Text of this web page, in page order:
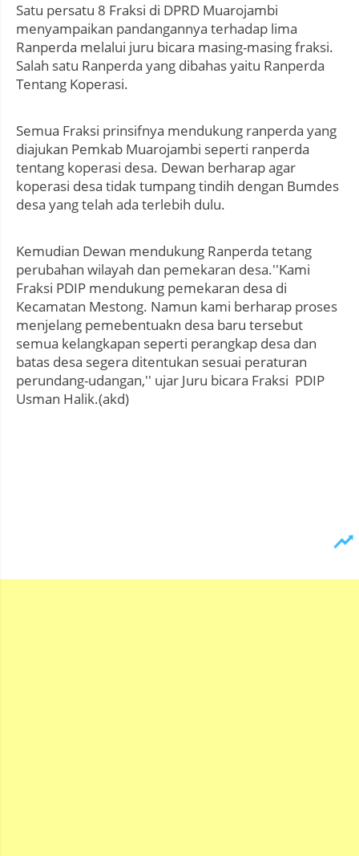
Satu persatu 8 Fraksi di DPRD Muarojambi
menyampaikan pandangannya terhadap lima
Ranperda melalui juru bicara masing-masing fraksi.
Salah satu Ranperda yang dibahas yaitu Ranperda
Tentang Koperasi.
Semua Fraksi prinsifnya mendukung ranperda yang
diajukan Pemkab Muarojambi seperti ranperda
tentang koperasi desa. Dewan berharap agar
koperasi desa tidak tumpang tindih dengan Bumdes
desa yang telah ada terlebih dulu.
Kemudian Dewan mendukung Ranperda tetang
perubahan wilayah dan pemekaran desa.''Kami
Fraksi PDIP mendukung pemekaran desa di
Kecamatan Mestong. Namun kami berharap proses
menjelang pemebentuakn desa baru tersebut
semua kelangkapan seperti perangkap desa dan
batas desa segera ditentukan sesuai peraturan
perundang-udangan,'' ujar Juru bicara Fraksi PDIP
Usman Halik.(akd)